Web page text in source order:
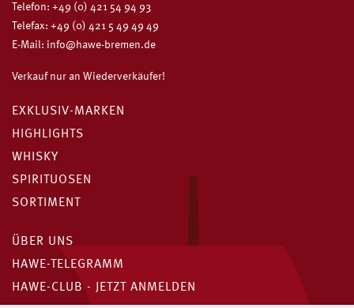
Telefon: +49 (0) 421 54 94 93
Telefax: +49 (0) 421 5 49 49 49
E-Mail: info@hawe-bremen.de
Verkauf nur an Wiederverkäufer!
EXKLUSIV-MARKEN
HIGHLIGHTS
WHISKY
SPIRITUOSEN
SORTIMENT
ÜBER UNS
HAWE-TELEGRAMM
HAWE-CLUB - JETZT ANMELDEN